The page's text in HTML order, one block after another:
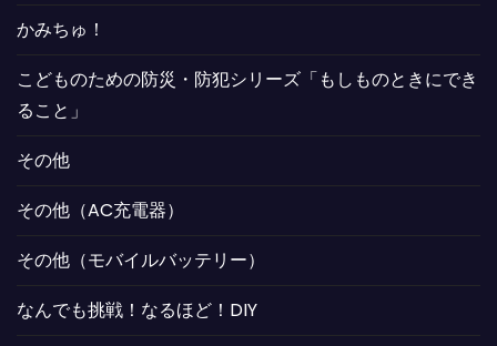
かみちゅ！
こどものための防災・防犯シリーズ「もしものときにでき
ること」
その他
その他（AC充電器）
その他（モバイルバッテリー）
なんでも挑戦！なるほど！DIY